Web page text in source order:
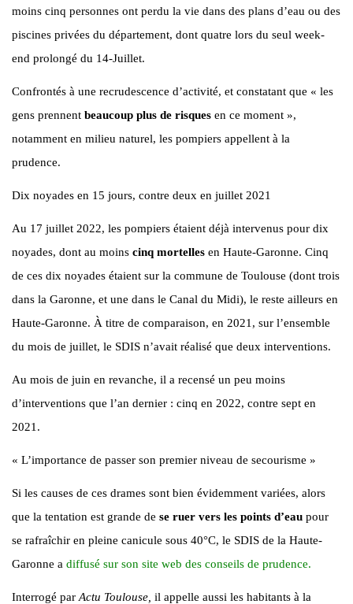
moins cinq personnes ont perdu la vie dans des plans d’eau ou des
piscines privées du département, dont quatre lors du seul week-
end prolongé du 14-Juillet.
Confrontés à une recrudescence d’activité, et constatant que « les
gens prennent beaucoup plus de risques en ce moment »,
notamment en milieu naturel, les pompiers appellent à la
prudence.
Dix noyades en 15 jours, contre deux en juillet 2021
Au 17 juillet 2022, les pompiers étaient déjà intervenus pour dix
noyades, dont au moins cinq mortelles en Haute-Garonne. Cinq
de ces dix noyades étaient sur la commune de Toulouse (dont trois
dans la Garonne, et une dans le Canal du Midi), le reste ailleurs en
Haute-Garonne. À titre de comparaison, en 2021, sur l’ensemble
du mois de juillet, le SDIS n’avait réalisé que deux interventions.
Au mois de juin en revanche, il a recensé un peu moins
d’interventions que l’an dernier : cinq en 2022, contre sept en
2021.
« L’importance de passer son premier niveau de secourisme »
Si les causes de ces drames sont bien évidemment variées, alors
que la tentation est grande de se ruer vers les points d’eau pour
se rafraîchir en pleine canicule sous 40°C, le SDIS de la Haute-
Garonne a diffusé sur son site web des conseils de prudence.
Interrogé par Actu Toulouse, il appelle aussi les habitants à la